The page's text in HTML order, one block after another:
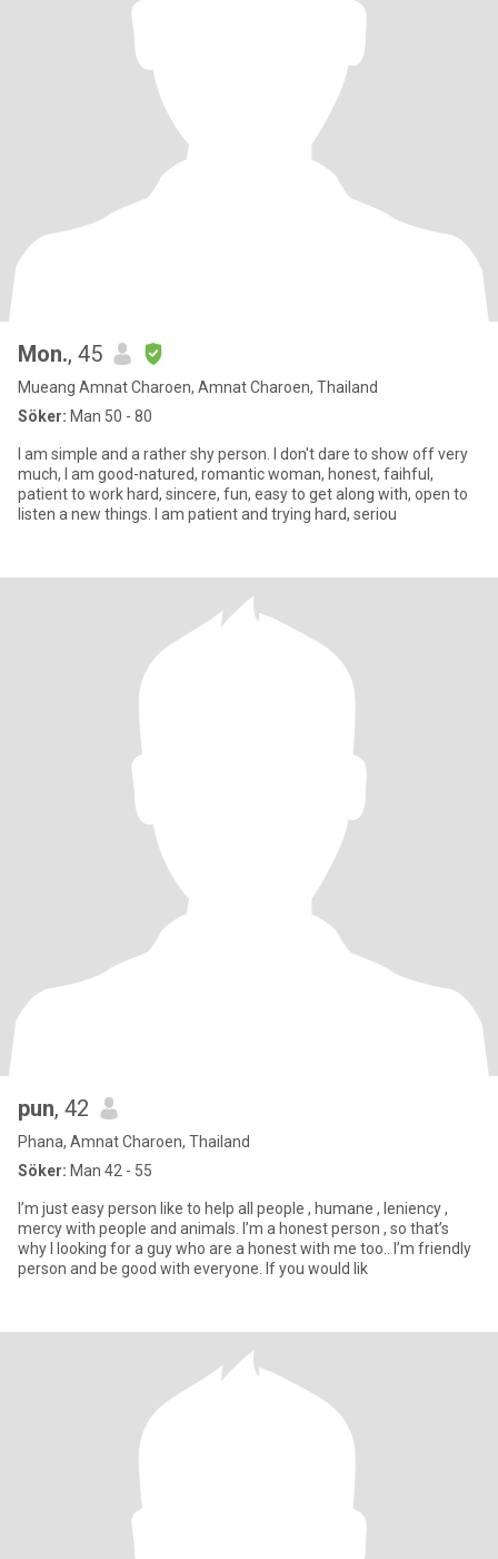
Mon., 45
Mueang Amnat Charoen, Amnat Charoen, Thailand
Söker: Man 50 - 80
I am simple and a rather shy person. I don't dare to show off very
much, I am good-natured, romantic woman, honest, faihful,
patient to work hard, sincere, fun, easy to get along with, open to
listen a new things. I am patient and trying hard, seriou
pun, 42
Phana, Amnat Charoen, Thailand
Söker: Man 42 - 55
I’m just easy person like to help all people , humane , leniency ,
mercy with people and animals. I’m a honest person , so that’s
why I looking for a guy who are a honest with me too.. I’m friendly
person and be good with everyone. If you would lik